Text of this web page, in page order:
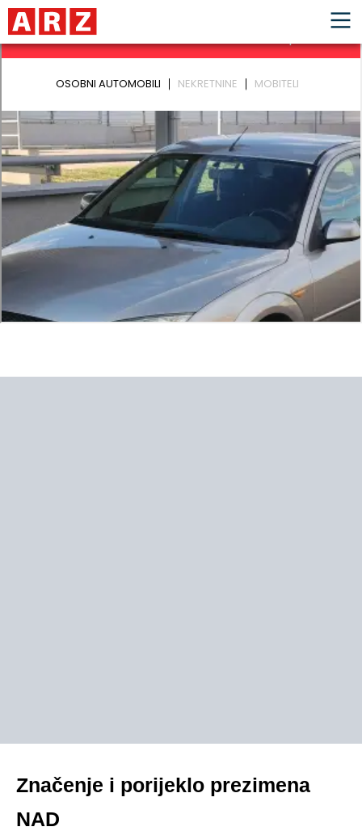
Značenje i porijeklo prezimena
NAD